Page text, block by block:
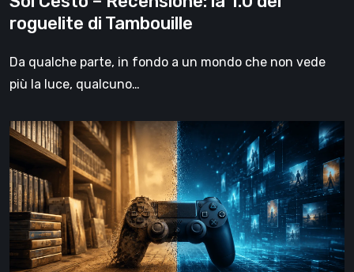
roguelite di Tambouille
Da qualche parte, in fondo a un mondo che non vede
più la luce, qualcuno…
Il
futuro
del
formato
fisico
videogiochi